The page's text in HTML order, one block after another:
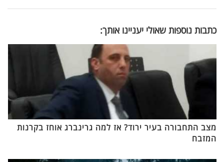
כתבות נוספות שאולי יעניינו אותך:
מצב התחבורה בעיר ירוד? אז למה גרינברג אוחז בקרנות
המזבח